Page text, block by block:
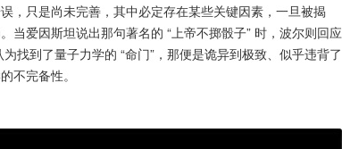
，只是尚未完善，其中必定存在某些关键因素，一旦被揭
爱因斯坦说出那句著名的 “上帝不掷骰子” 时，波尔则回应
找到了量子力学的 “命门”，那便是诡异到极致、似乎违背了
不完备性。